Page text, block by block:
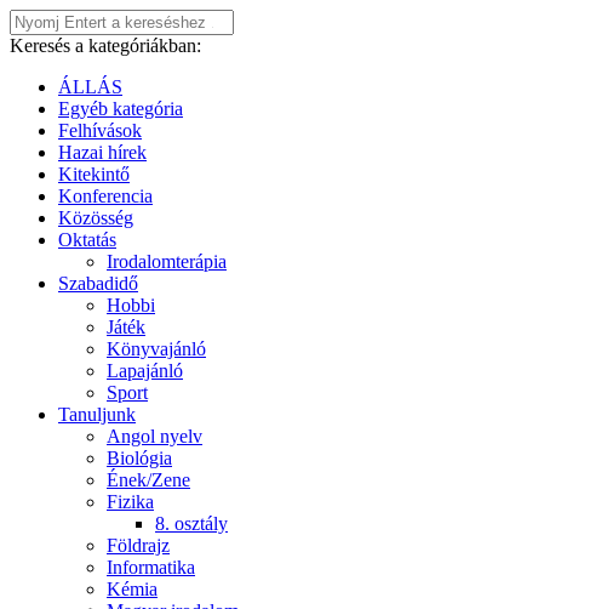
Keresés a kategóriákban:
ÁLLÁS
Egyéb kategória
Felhívások
Hazai hírek
Kitekintő
Konferencia
Közösség
Oktatás
Irodalomterápia
Szabadidő
Hobbi
Játék
Könyvajánló
Lapajánló
Sport
Tanuljunk
Angol nyelv
Biológia
Ének/Zene
Fizika
8. osztály
Földrajz
Informatika
Kémia